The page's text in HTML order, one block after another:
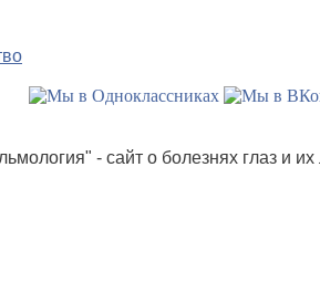
- сайт о болезнях глаз и